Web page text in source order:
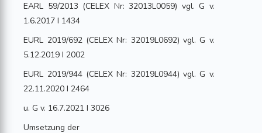
EARL 59/2013 (CELEX Nr: 32013L0059) vgl. G v.
1.6.2017 I 1434
EURL 2019/692 (CELEX Nr: 32019L0692) vgl. G v.
5.12.2019 I 2002
EURL 2019/944 (CELEX Nr: 32019L0944) vgl. G v.
22.11.2020 I 2464
u. G v. 16.7.2021 I 3026
Umsetzung der